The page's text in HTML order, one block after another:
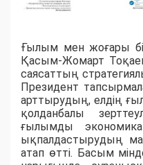
Ғылым мен жоғары
Қасым-Жомарт
саясаттың
Президент
арттырудың, елдің
қолданбалы
ғылымды
ықпалдастырудың
атап өтті. Басым